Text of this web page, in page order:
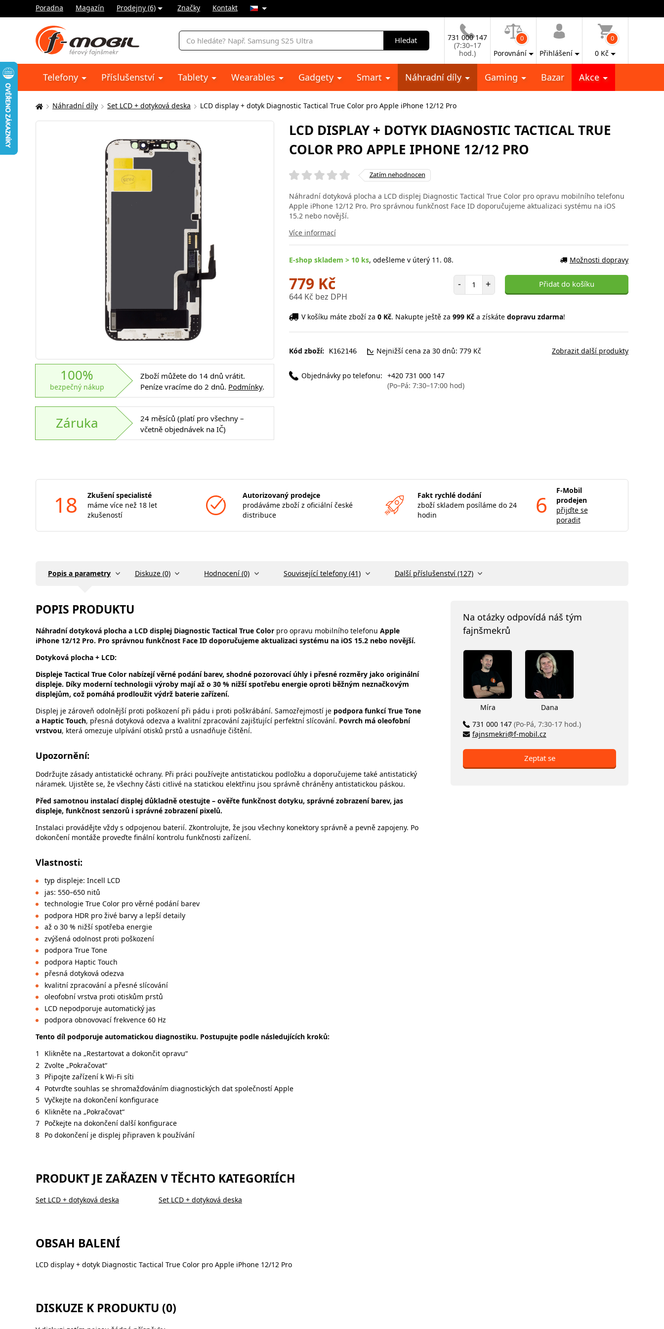
Poradna Magazín Prodejny (6) Značky Kontakt
Vyhledávání
Hledat
731 000 147
(7:30–17
hod.)
0
Porovnání Přihlášení
0
0 Kč
Telefony Příslušenství Tablety Wearables Gadgety Smart Náhradní díly Gaming Bazar Akce
Zde
se
Náhradní díly Set LCD + dotyková deska LCD display + dotyk Diagnostic Tactical True Color pro Apple iPhone 12/12 Pro
100%
bezpečný nákup
Zboží můžete do 14 dnů vrátit.
Peníze vracíme do 2 dnů. Podmínky.
Záruka
24 měsíců (platí pro všechny –
včetně objednávek na IČ)
LCD DISPLAY + DOTYK DIAGNOSTIC TACTICAL TRUE
COLOR PRO APPLE IPHONE 12/12 PRO
Zatím nehodnocen
Náhradní dotyková plocha a LCD displej Diagnostic Tactical True Color pro opravu mobilního telefonu
Apple iPhone 12/12 Pro. Pro správnou funkčnost Face ID doporučujeme aktualizaci systému na iOS
15.2 nebo novější.
Více informací
E-shop skladem > 10 ks, odešleme v úterý 11. 08. Možnosti dopravy
779 Kč
644 Kč bez DPH
- Počet položek
+ Přidat do košíku
V košíku máte zboží za 0 Kč. Nakupte ještě za 999 Kča získáte dopravu zdarma!
Kód zboží: K162146 Nejnižší cena za 30 dnů: 779 Kč
Objednávky po telefonu: +420 731 000 147
(Po–Pá: 7:30–17:00 hod)
Zobrazit další produkty
18
Zkušení specialisté
máme více než 18 let
zkušeností
Autorizovaný prodejce
prodáváme zboží z oficiální české
distribuce
Fakt rychlé dodání
zboží skladem posíláme do 24
hodin
6
F-Mobil
prodejen
přijďte se
poradit
Popis a parametry Diskuze (0) Hodnocení (0) Související telefony (41) Další příslušenství (127)
POPIS PRODUKTU
Náhradní dotyková plocha a LCD displej Diagnostic Tactical True Color pro opravu mobilního telefonu Apple
iPhone 12/12 Pro. Pro správnou funkčnost Face ID doporučujeme aktualizaci systému na iOS 15.2 nebo novější.
Dotyková plocha + LCD:
Displeje Tactical True Color nabízejí věrné podání barev, shodné pozorovací úhly i přesné rozměry jako originální
displeje. Díky moderní technologii výroby mají až o 30 % nižší spotřebu energie oproti běžným neznačkovým
displejům, což pomáhá prodloužit výdrž baterie zařízení.
Displej je zároveň odolnější proti poškození při pádu i proti poškrábání. Samozřejmostí je podpora funkcí True Tone
a Haptic Touch, přesná dotyková odezva a kvalitní zpracování zajišťující perfektní slícování. Povrch má oleofobní
vrstvou, která omezuje ulpívání otisků prstů a usnadňuje čištění.
Upozornění:
Dodržujte zásady antistatické ochrany. Při práci používejte antistatickou podložku a doporučujeme také antistatický
náramek. Ujistěte se, že všechny části citlivé na statickou elektřinu jsou správně chráněny antistatickou páskou.
Před samotnou instalací displej důkladně otestujte – ověřte funkčnost dotyku, správné zobrazení barev, jas
displeje, funkčnost senzorů i správné zobrazení pixelů.
Instalaci provádějte vždy s odpojenou baterií. Zkontrolujte, že jsou všechny konektory správně a pevně zapojeny. Po
dokončení montáže proveďte finální kontrolu funkčnosti zařízení.
Vlastnosti:
typ displeje: Incell LCD
jas: 550–650 nitů
technologie True Color pro věrné podání barev
podpora HDR pro živé barvy a lepší detaily
až o 30 % nižší spotřeba energie
zvýšená odolnost proti poškození
podpora True Tone
podpora Haptic Touch
přesná dotyková odezva
kvalitní zpracování a přesné slícování
oleofobní vrstva proti otiskům prstů
LCD nepodporuje automatický jas
podpora obnovovací frekvence 60 Hz
Tento díl podporuje automatickou diagnostiku. Postupujte podle následujících kroků:
Klikněte na „Restartovat a dokončit opravu“
Zvolte „Pokračovat“
Připojte zařízení k Wi-Fi síti
Potvrďte souhlas se shromažďováním diagnostických dat společností Apple
Vyčkejte na dokončení konfigurace
Klikněte na „Pokračovat“
Počkejte na dokončení další konfigurace
Po dokončení je displej připraven k používání
PRODUKT JE ZAŘAZEN V TĚCHTO KATEGORIÍCH
Set LCD + dotyková deska Set LCD + dotyková deska
OBSAH BALENÍ
LCD display + dotyk Diagnostic Tactical True Color pro Apple iPhone 12/12 Pro
DISKUZE K PRODUKTU (0)
Na otázky odpovídá náš tým
fajnšmekrů
Míra
Dana
731 000 147 (Po-Pá, 7:30-17 hod.)
fajnsmekri@f-mobil.cz
Zeptat se